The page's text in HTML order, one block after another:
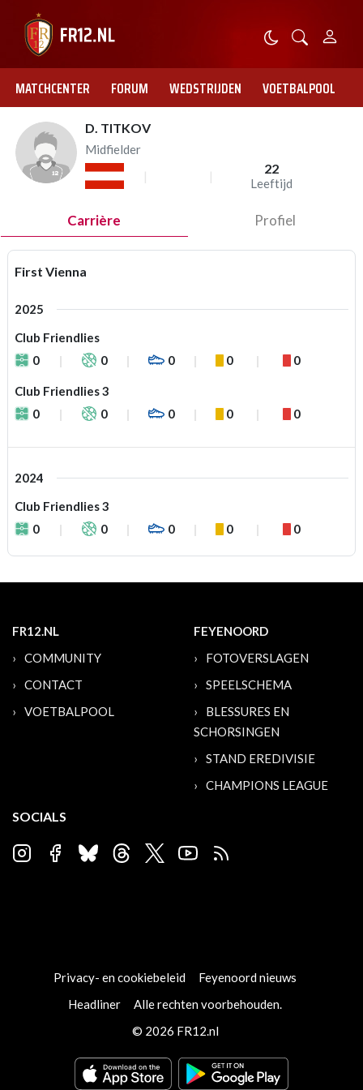
MATCHCENTER FORUM WEDSTRIJDEN VOETBALPOOL
D. TITKOV
Midfielder
22
Leeftijd
Carrière Profiel
First Vienna
2025
Club Friendlies
0
0 0 0 0
Club Friendlies 3
0
0 0 0 0
2024
Club Friendlies 3
0
0 0 0 0
FR12.NL
COMMUNITY
CONTACT
VOETBALPOOL
FEYENOORD
FOTOVERSLAGEN
SPEELSCHEMA
BLESSURES EN
SCHORSINGEN
STAND EREDIVISIE
CHAMPIONS LEAGUE
SOCIALS
Privacy- en cookiebeleid
Feyenoord nieuws
Headliner
Alle rechten voorbehouden.
© 2026 FR12.nl